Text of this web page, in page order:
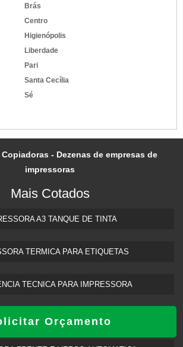
Orçamento
PRETO E BRANCO​
COLORIDAS A LASER​
Brás
Centro
Higienópolis
Liberdade
Pari
Santa Cecília
Sé
- Dezenas de empresas de
impressoras
Mais Cotados
A3 TANQUE DE TINTA​
TERMICA PARA ETIQUETAS​
TECNICA PARA IMPRESSORA
TECNICA HP IMPRESSORA​